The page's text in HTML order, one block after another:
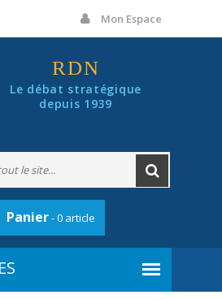
Mon Espace
RDN
Le débat stratégique
depuis 1939
Panier- 0 article